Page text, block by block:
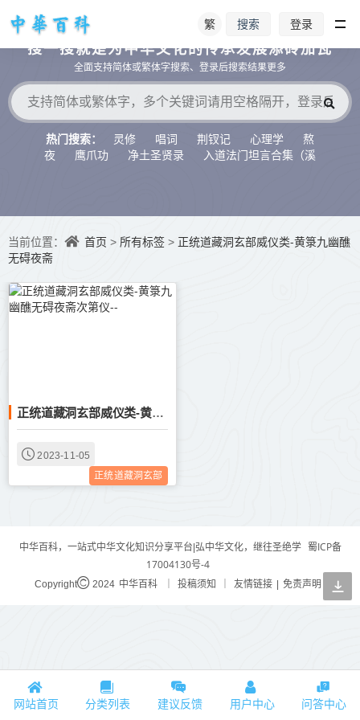
繁 搜索 登录
搜一搜就是为中华文化的传承发展添砖加瓦
全面支持简体或繁体字搜索、登录后搜索结果更多
热门搜索： 灵修 唱词 荆钗记 心理学
熬
夜
鹰爪功 净土圣贤录
入道法门坦言合集（溪
当前位置： 首页 > 所有标签 > 正统道藏洞玄部威仪类-黄箓九幽醮
无碍夜斋
正统道藏洞玄部威仪类-黄箓九幽醮无碍夜斋次第仪--
2023-11-05
正统道藏洞玄部
中华百科，一站式中华文化知识分享平台|弘中华文化，继往圣绝学 蜀ICP备
17004130号-4
Copyright 2024 中华百科 投稿须知 友情链接 | 免责声明
网站首页 分类列表 建议反馈 用户中心 问答中心